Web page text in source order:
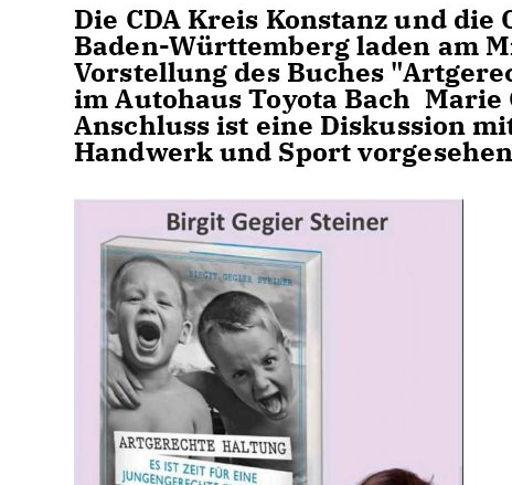
Die CDA Kreis Konstanz und
Baden-Württemberg laden am
Vorstellung des Buches
im Autohaus Toyota Bach
Anschluss ist eine Diskussion
Handwerk und Sport